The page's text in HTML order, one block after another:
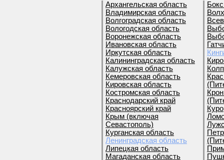
Архангельская область
Владимирская область
Волгоградская область
Вологодская область
Воронежская область
Ивановская область
Иркутская область
Калининградская область
Калужская область
Кемеровская область
Кировская область
Костромская область
Краснодарский край
Красноярский край
Крым (включая
Севастополь)
Курганская область
Ленинградская область
Липецкая область
Магаданская область